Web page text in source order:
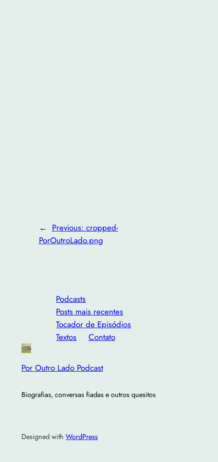
← Previous: cropped-
PorOutroLado.png
Podcasts
Posts mais recentes
Tocador de Episódios
Textos
Contato
Por Outro Lado Podcast
Biografias, conversas fiadas e outros quesitos
Designed with WordPress